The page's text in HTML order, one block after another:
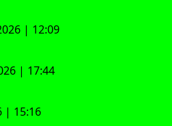
| 12:09
| 17:44
| 15:16